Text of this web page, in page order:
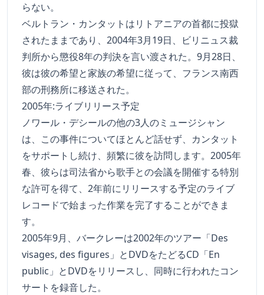
らない。
ベルトラン・カンタットはリトアニアの首都に投獄
されたままであり、2004年3月19日、ビリニュス裁
判所から懲役8年の判決を言い渡された。9月28日、
彼は彼の希望と家族の希望に従って、フランス南西
部の刑務所に移送された。
2005年:ライブリリース予定
ノワール・デシールの他の3人のミュージシャン
は、この事件についてほとんど話せず、カンタット
をサポートし続け、頻繁に彼を訪問します。2005年
春、彼らは司法省から歌手との会議を開催する特別
な許可を得て、2年前にリリースする予定のライブ
レコードで始まった作業を完了することができま
す。
2005年9月、バークレーは2002年のツアー「Des
visages, des figures」とDVDをたどるCD「En
public」とDVDをリリースし、同時に行われたコン
サートを録音した。